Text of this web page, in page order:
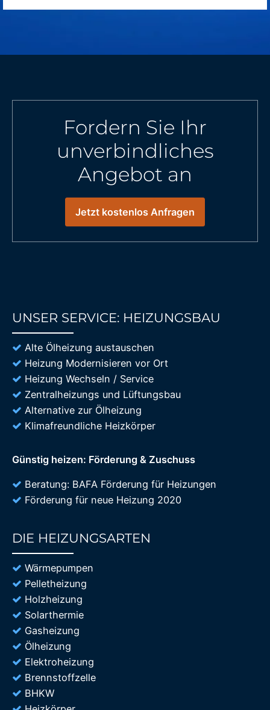
Fordern Sie Ihr
unverbindliches
Angebot an
Jetzt kostenlos Anfragen
UNSER SERVICE: HEIZUNGSBAU
Alte Ölheizung austauschen
Heizung Modernisieren vor Ort
Heizung Wechseln / Service
Zentralheizungs und Lüftungsbau
Alternative zur Ölheizung
Klimafreundliche Heizkörper
Günstig heizen: Förderung & Zuschuss
Beratung: BAFA Förderung für Heizungen
Förderung für neue Heizung 2020
DIE HEIZUNGSARTEN
Wärmepumpen
Pelletheizung
Holzheizung
Solarthermie
Gasheizung
Ölheizung
Elektroheizung
Brennstoffzelle
BHKW